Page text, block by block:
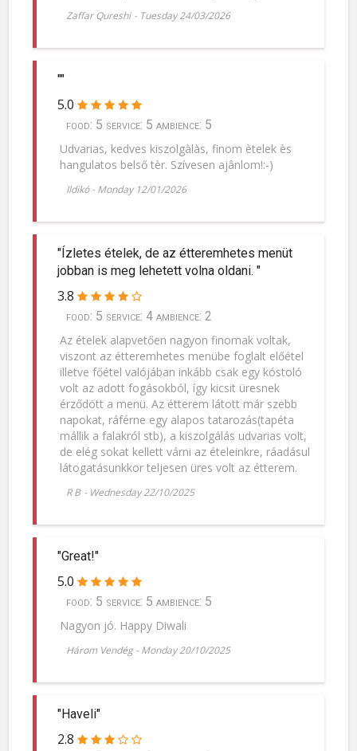
Zaffar Qureshi - Tuesday 24/03/2026
""
5.0
food: 5 service: 5 ambience: 5
Udvarias, kedves kiszolgàlàs, finom ètelek ès
hangulatos belső tèr. Szívesen ajânlom!:-)
Ildikó- Monday 12/01/2026
"Ízletes ételek, de az étteremhetes menüt
jobban is meg lehetett volna oldani. "
3.8
food: 5 service: 4 ambience: 2
Az ételek alapvetően nagyon finomak voltak,
viszont az étteremhetes menübe foglalt előétel
illetve főétel valójában inkább csak egy kóstoló
volt az adott fogásokból, így kicsit üresnek
érződött a menü. Az étterem látott már szebb
napokat, ráférne egy alapos tatarozás(tapéta
mállik a falakról stb), a kiszolgálás udvarias volt,
de elég sokat kellett várni az ételeinkre, ráadásul
látogatásunkkor teljesen üres volt az étterem.
R B - Wednesday 22/10/2025
"Great!"
5.0
food: 5 service: 5 ambience: 5
Nagyon jó. Happy Diwali
Három Vendég- Monday 20/10/2025
"Haveli"
2.8